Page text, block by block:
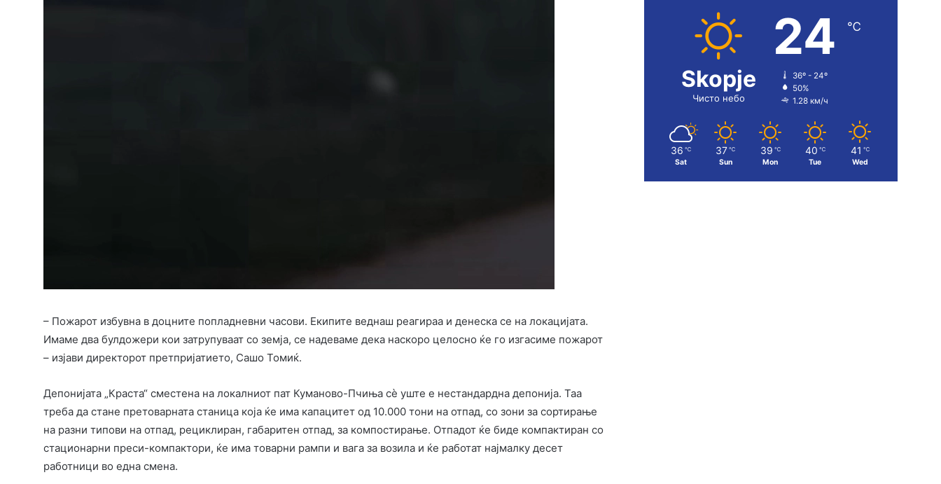
– Пожарот избувна в доцните попладневни часови. Екипите веднаш реагираа и денеска се на локацијата.
Имаме два булдожери кои затрупуваат со земја, се надеваме дека наскоро целосно ќе го изгасиме пожарот
– изјави директорот претпријатието, Сашо Томиќ.
Депонијата „Краста“ сместена на локалниот пат Куманово-Пчиња сè уште е нестандардна депонија. Таа
треба да стане претоварната станица која ќе има капацитет од 10.000 тони на отпад, со зони за сортирање
на разни типови на отпад, рециклиран, габаритен отпад, за компостирање. Отпадот ќе биде компактиран со
стационарни преси-компактори, ќе има товарни рампи и вага за возила и ќе работат најмалку десет
работници во една смена.
Skopje
Чисто небо
24 ℃
36º - 24º
50%
1.28 км/ч
36 ℃
Sat
37 ℃
Sun
39 ℃
Mon
40 ℃
Tue
41 ℃
Wed